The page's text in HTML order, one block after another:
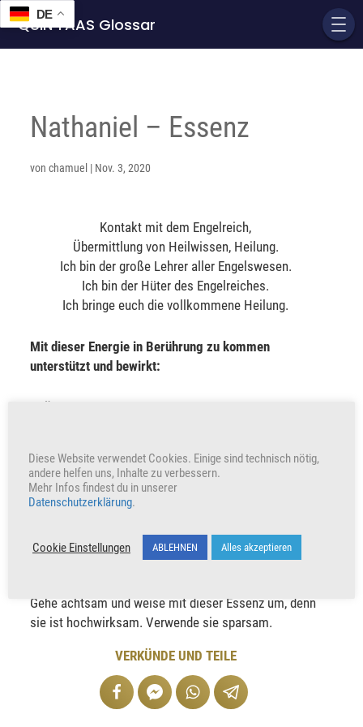
QUIN'TAAS Glossar
Nathaniel – Essenz
vonchamuel | Nov. 3, 2020
Kontakt mit dem Engelreich,
Übermittlung von Heilwissen, Heilung.
Ich bin der große Lehrer aller Engelswesen.
Ich bin der Hüter des Engelreiches.
Ich bringe euch die vollkommene Heilung.
Mit dieser Energie in Berührung zu kommen
unterstützt und bewirkt:
Sprühe den Schüler vor der Einweihung damit ein
Bei körperlich kranken Menschen kannst du einen
Sprühstoß auf das Wurzelchakra geben
Benutze die Essenz für dich selbst zur körperlichen
Heilung, Reinigung und zur Erhöhung deiner Energie
Dein Kanal wird geweitet, gereinigt und versiegelt
Gehe achtsam und weise mit dieser Essenz um, denn
sie ist hochwirksam. Verwende sie sparsam.
VERKÜNDE UND TEILE
Diese Website verwendet Cookies. Einige sind technisch nötig,
andere helfen uns, Inhalte zu verbessern.
Mehr Infos findest du in unserer
Datenschutzerklärung.
Cookie Einstellungen ABLEHNEN Alles akzeptieren
DE